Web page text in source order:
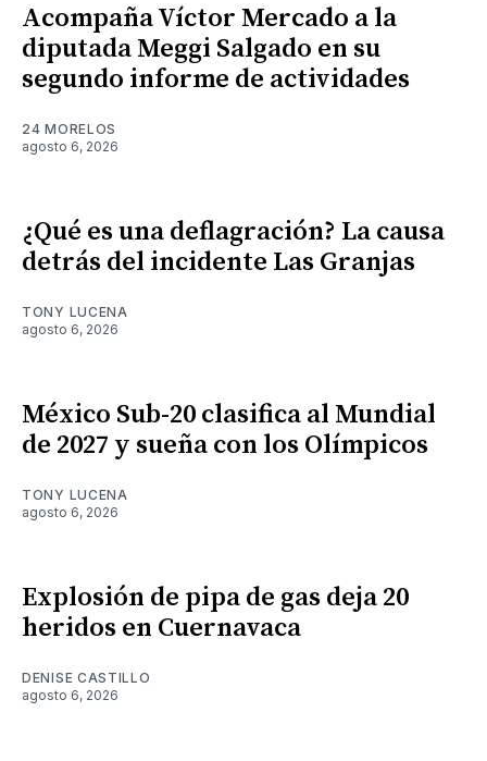
Acompaña Víctor Mercado a la
diputada Meggi Salgado en su
segundo informe de actividades
24 MORELOS
agosto 6, 2026
¿Qué es una deflagración? La causa
detrás del incidente Las Granjas
TONY LUCENA
agosto 6, 2026
México Sub-20 clasifica al Mundial
de 2027 y sueña con los Olímpicos
TONY LUCENA
agosto 6, 2026
Explosión de pipa de gas deja 20
heridos en Cuernavaca
DENISE CASTILLO
agosto 6, 2026